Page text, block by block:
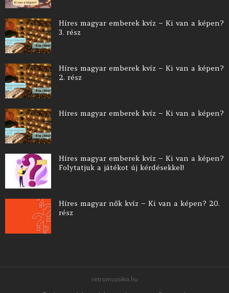
Híres magyar emberek kvíz – Ki van a képen?
3. rész
Híres magyar emberek kvíz – Ki van a képen?
2. rész
Híres magyar emberek kvíz – Ki van a képen?
Híres magyar emberek kvíz – Ki van a képen?
Folytatjuk a játékot új kérdésekkel!
Híres magyar nők kvíz – Ki van a képen? 20.
rész
retromuzsika.hu